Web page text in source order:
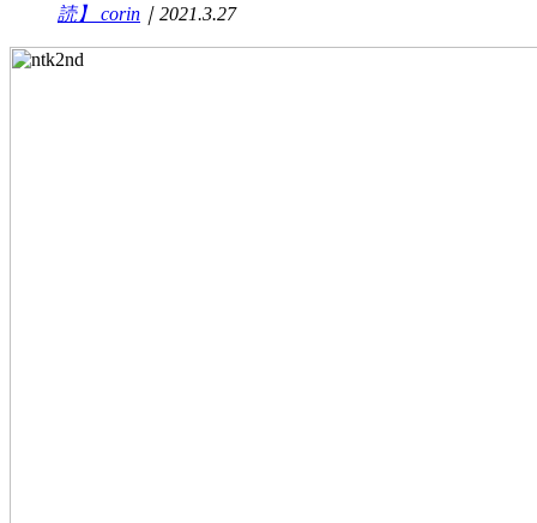
読】
corin ｜2021.3.27